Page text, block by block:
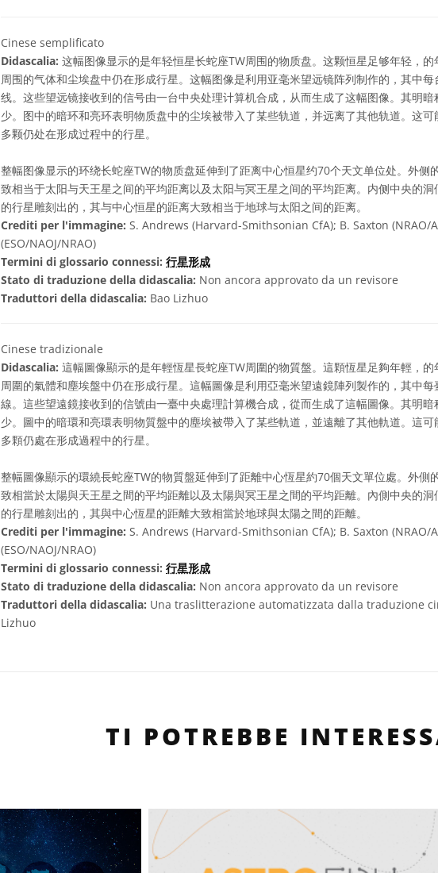
Cinese semplificato
Didascalia: 这幅图像显示的是年轻恒星长蛇座TW周围的物质盘。这颗恒星足够年轻，
周围的气体和尘埃盘中仍在形成行星。这幅图像是利用亚毫米望远镜阵列制作的，其中
线。这些望远镜接收到的信号由一台中央处理计算机合成，从而生成了这幅图像。其明
少。图中的暗环和亮环表明物质盘中的尘埃被带入了某些轨道，并远离了其他轨道。这
多颗仍处在形成过程中的行星。
整幅图像显示的环绕长蛇座TW的物质盘延伸到了距离中心恒星约70个天文单位处。外侧
致相当于太阳与天王星之间的平均距离以及太阳与冥王星之间的平均距离。内侧中央的
的行星雕刻出的，其与中心恒星的距离大致相当于地球与太阳之间的距离。
Crediti per l'immagine: S. Andrews (Harvard-Smithsonian CfA); B. Saxton (NRAO/
(ESO/NAOJ/NRAO)
Termini di glossario connessi: 行星形成
Stato di traduzione della didascalia: Non ancora approvato da un revisore
Traduttori della didascalia: Bao Lizhuo
Cinese tradizionale
Didascalia: 這幅圖像顯示的是年輕恆星長蛇座TW周圍的物質盤。這顆恆星足夠年輕，
周圍的氣體和塵埃盤中仍在形成行星。這幅圖像是利用亞毫米望遠鏡陣列製作的，其中
線。這些望遠鏡接收到的信號由一臺中央處理計算機合成，從而生成了這幅圖像。其明
少。圖中的暗環和亮環表明物質盤中的塵埃被帶入了某些軌道，並遠離了其他軌道。這
多顆仍處在形成過程中的行星。
整幅圖像顯示的環繞長蛇座TW的物質盤延伸到了距離中心恆星約70個天文單位處。外側
致相當於太陽與天王星之間的平均距離以及太陽與冥王星之間的平均距離。內側中央的
的行星雕刻出的，其與中心恆星的距離大致相當於地球與太陽之間的距離。
Crediti per l'immagine: S. Andrews (Harvard-Smithsonian CfA); B. Saxton (NRAO/
(ESO/NAOJ/NRAO)
Termini di glossario connessi: 行星形成
Stato di traduzione della didascalia: Non ancora approvato da un revisore
Traduttori della didascalia: Una traslitterazione automatizzata dalla traduzione
Lizhuo
TI POTREBBE